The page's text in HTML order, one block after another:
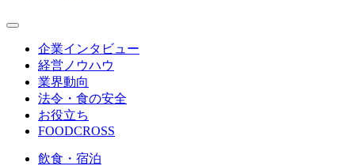
企業インタビュー
経営ノウハウ
業界動向
法令・食の安全
お役立ち
FOODCROSS
飲食・宿泊